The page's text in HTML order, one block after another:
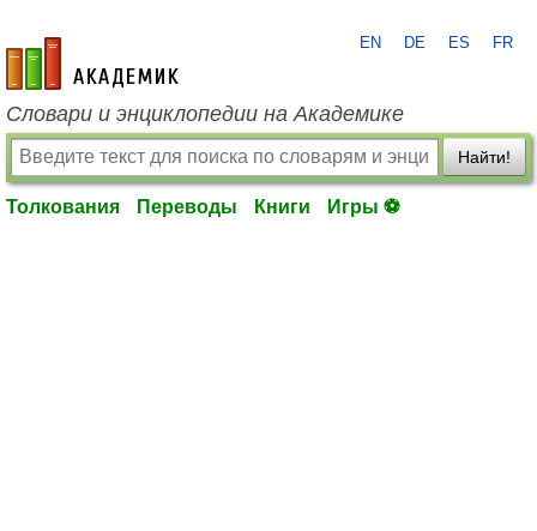
academic.ru
EN DE ES FR
Словари и энциклопедии на Академике
Найти!
Толкования Переводы Книги Игры ⚽